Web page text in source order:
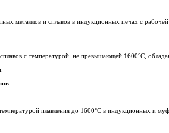
металлов и сплавов в индукционных печах с
с температурой, не превышающей 1600°C,
плавления до 1600°C в индукционных и